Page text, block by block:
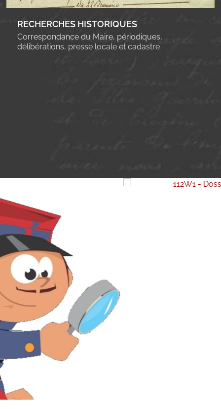
RECHERCHES HISTORIQUES
Correspondance du Maire, périodiques,
délibérations, presse locale et cadastre